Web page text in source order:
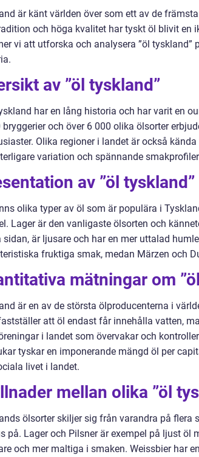
är känt världen över som ett av de
och höga kvalitet har tyskt öl blivit en
vi att utforska och analysera ”öl
av ”öl tyskland”
har en lång historia och har varit en
bryggerier och över 6 000 olika ölsorter
Olika regioner i landet är också
variation och spännande
av ”öl tyskland”
olika typer av öl som är populära i
Lager är den vanligaste ölsorten och
sidan, är ljusare och har en mer uttalad
fruktiga smak, medan Märzen och
mätningar om
är en av de största ölproducenterna i
att öl endast får innehålla vatten,
i landet som övervakar och
tyskar en imponerande mängd öl per
livet i landet.
mellan olika ”öl
ölsorter skiljer sig från varandra på flera
på. Lager och Pilsner är exempel på ljust öl
och mer maltiga i smaken. Weissbier har